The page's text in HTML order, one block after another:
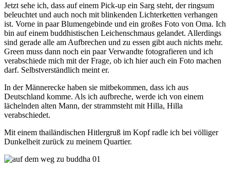
Jetzt sehe ich, dass auf einem Pick-up ein Sarg steht, der ringsum
beleuchtet und auch noch mit blinkenden Lichterketten verhangen
ist. Vorne in paar Blumengebinde und ein großes Foto von Oma. Ich
bin auf einem buddhistischen Leichenschmaus gelandet. Allerdings
sind gerade alle am Aufbrechen und zu essen gibt auch nichts mehr.
Green muss dann noch ein paar Verwandte fotografieren und ich
verabschiede mich mit der Frage, ob ich hier auch ein Foto machen
darf. Selbstverständlich meint er.
In der Männerecke haben sie mitbekommen, dass ich aus
Deutschland komme. Als ich aufbreche, werde ich von einem
lächelnden alten Mann, der strammsteht mit Hilla, Hilla
verabschiedet.
Mit einem thailändischen Hitlergruß im Kopf radle ich bei völliger
Dunkelheit zurück zu meinem Quartier.